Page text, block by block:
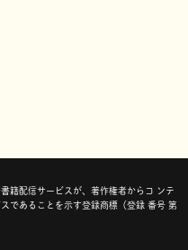
籍配信サービスが、著作権者からコ ンテ
であることを示す登録商標（登録 番号 第